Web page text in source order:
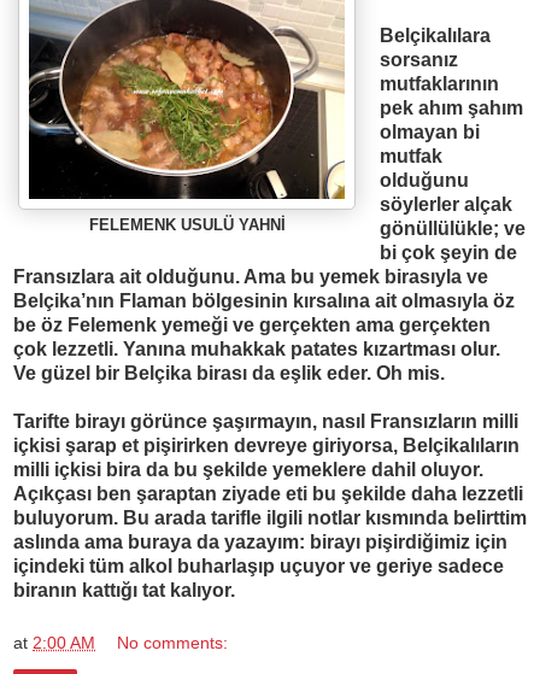
FELEMENK USULÜ YAHN
Belçikal ılara
sorsanız
mutfaklarının
pek ahım şahım
olmayan bi
mutfak
olduğunu
söylerler alçak
gönüllülükle; ve
bi çok şeyin de
Fransızlara ait olduğunu. Ama bu yemek birasıyla ve
Belçika’nın Flaman bölgesinin kırsal ına ait olmasıyla öz
be öz Felemenk yemeği ve gerçekten ama gerçekten
çok lezzetli. Yanına muhakkak patates kızartması olur.
Ve güzel bir Belçika birası da eş lik eder. Oh mis.
Tarifte birayı görünce şaşırmayın, nası l Fransızların milli
içkisi şarap et pişirirken devreye giriyorsa, Belçikal ı ların
milli içkisi bira da bu şekilde yemeklere dahil oluyor.
Açıkçası ben şaraptan ziyade eti bu şekilde daha lezzetli
buluyorum. Bu arada tarifle ilgili notlar kısmında belirttim
aslında ama buraya da yazayım: birayı pişirdiğimiz için
içindeki tüm alkol buharlaşıp uçuyor ve geriye sadece
biranın kattığı tat kalıyor.
at 2:00 AM No comments: